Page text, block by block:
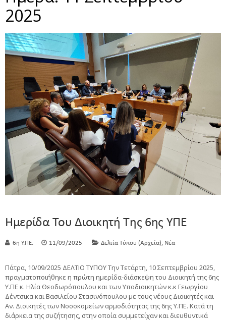
2025
Ημερίδα Του Διοικητή Της 6ης ΥΠΕ
6η Υ.ΠΕ. 11/09/2025 Δελτία Τύπου (Αρχεία), Νέα
Πάτρα, 10/09/2025 ΔΕΛΤΙΟ ΤΥΠΟΥ Την Τετάρτη, 10 Σεπτεμβρίου 2025,
πραγματοποιήθηκε η πρώτη ημερίδα-διάσκεψη του Διοικητή της 6ης
Υ.ΠΕ κ. Ηλία Θεοδωρόπουλου και των Υποδιοικητών κ.κ Γεωργίου
Δέντσικα και Βασιλείου Στασινόπουλου με τους νέους Διοικητές και
Αν. Διοικητές των Νοσοκομείων αρμοδιότητας της 6ης Υ.ΠΕ. Κατά τη
διάρκεια της συζήτησης, στην οποία συμμετείχαν και διευθυντικά